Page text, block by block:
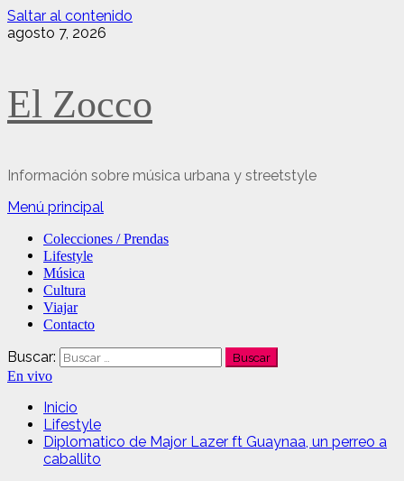
Saltar al contenido
agosto 7, 2026
El Zocco
Información sobre música urbana y streetstyle
Menú principal
Colecciones / Prendas
Lifestyle
Música
Cultura
Viajar
Contacto
Buscar:
En vivo
Inicio
Lifestyle
Diplomatico de Major Lazer ft Guaynaa, un perreo a
caballito